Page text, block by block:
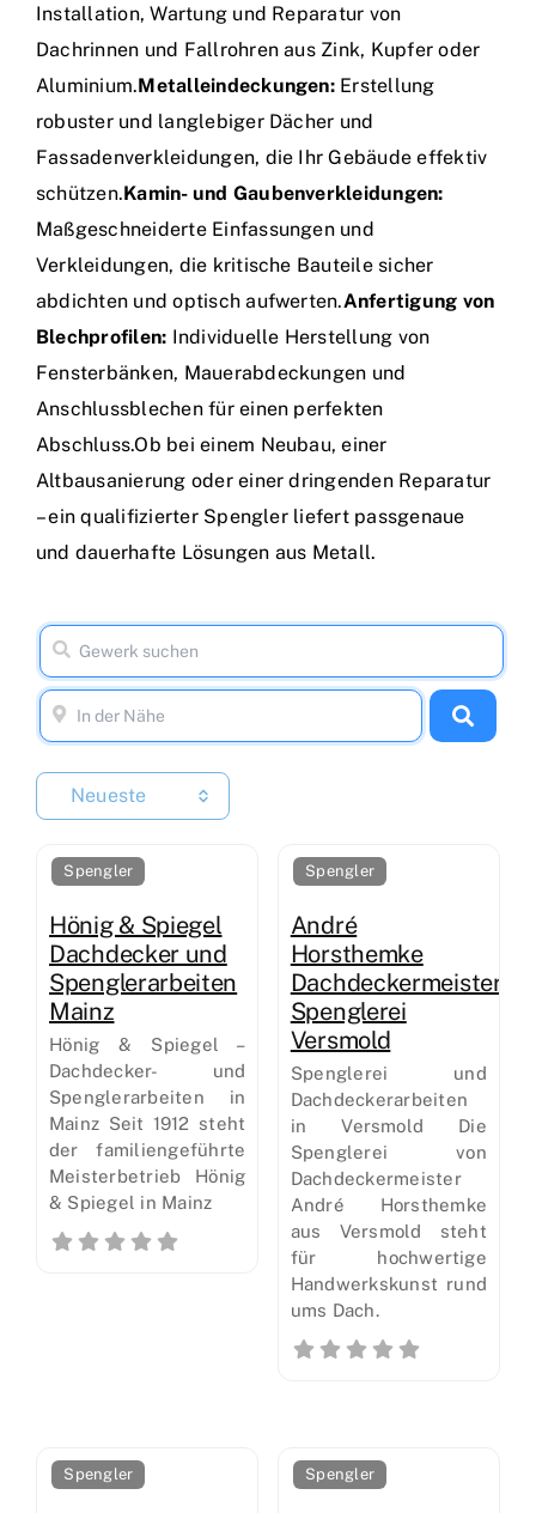
Installation, Wartung und Reparatur von
Dachrinnen und Fallrohren aus Zink, Kupfer oder
Aluminium.Metalleindeckungen:Erstellung
robuster und langlebiger Dächer und
Fassadenverkleidungen, die Ihr Gebäude effektiv
schützen.Kamin- und Gaubenverkleidungen:
Maßgeschneiderte Einfassungen und
Verkleidungen, die kritische Bauteile sicher
abdichten und optisch aufwerten.Anfertigung von
Blechprofilen: Individuelle Herstellung von
Fensterbänken, Mauerabdeckungen und
Anschlussblechen für einen perfekten
Abschluss.Ob bei einem Neubau, einer
Altbausanierung oder einer dringenden Reparatur
– ein qualifizierter Spengler liefert passgenaue
und dauerhafte Lösungen aus Metall.
Neueste
Spengler
Hönig & Spiegel
Dachdecker und
Spenglerarbeiten
Mainz
Hönig & Spiegel –
Dachdecker- und
Spenglerarbeiten in
Mainz Seit 1912 steht
der familiengeführte
Meisterbetrieb Hönig
& Spiegel in Mainz
Spengler
André
Horsthemke
Dachdeckermeister
Spenglerei
Versmold
Spenglerei und
Dachdeckerarbeiten
in Versmold Die
Spenglerei von
Dachdeckermeister
André Horsthemke
aus Versmold steht
für hochwertige
Handwerkskunst rund
ums Dach.
Spengler Spengler